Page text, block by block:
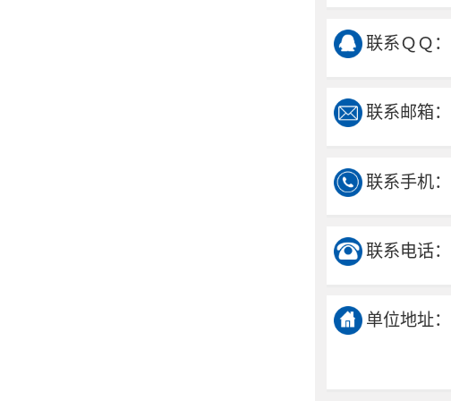
联系ＱＱ：
联系邮箱：
联系手机：
联系电话：
单位地址：